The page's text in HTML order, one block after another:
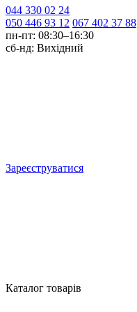
044 330 02 24
050 446 93 12 067 402 37 88
пн-пт: 08:30–16:30
сб-нд: Вихідний
Зареєструватися
Каталог товарів